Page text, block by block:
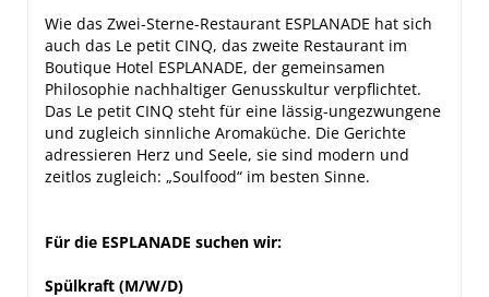
Wie das Zwei-Sterne-Restaurant ESPLANADE hat sich
auch das Le petit CINQ, das zweite Restaurant im
Boutique Hotel ESPLANADE, der gemeinsamen
Philosophie nachhaltiger Genusskultur verpflichtet.
Das Le petit CINQ steht für eine lässig-ungezwungene
und zugleich sinnliche Aromaküche. Die Gerichte
adressieren Herz und Seele, sie sind modern und
zeitlos zugleich: „Soulfood“ im besten Sinne.
Für die ESPLANADE suchen wir:
Spülkraft (M/W/D)